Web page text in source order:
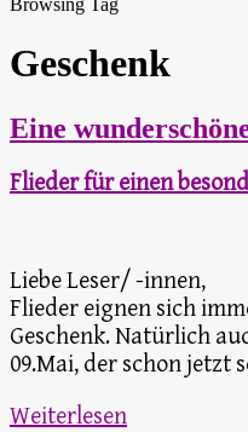
Geschenk
Eine
Flieder für einen
Liebe Leser/ -innen,
Flieder eignen sich
Geschenk. Natürlich
09.Mai, der schon jetzt
Weiterlesen